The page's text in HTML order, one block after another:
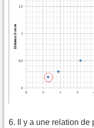
6. Il y a une relation de